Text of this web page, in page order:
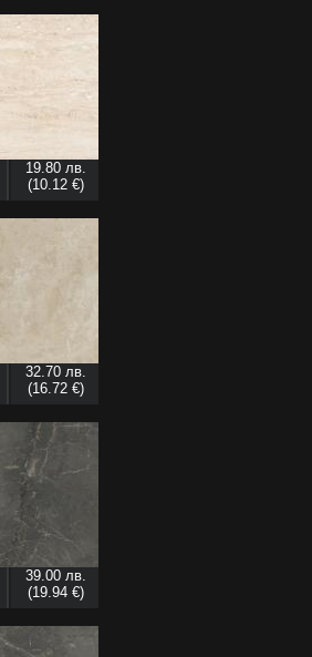
19.80 лв.
(10.12 €)
32.70 лв.
(16.72 €)
39.00 лв.
(19.94 €)